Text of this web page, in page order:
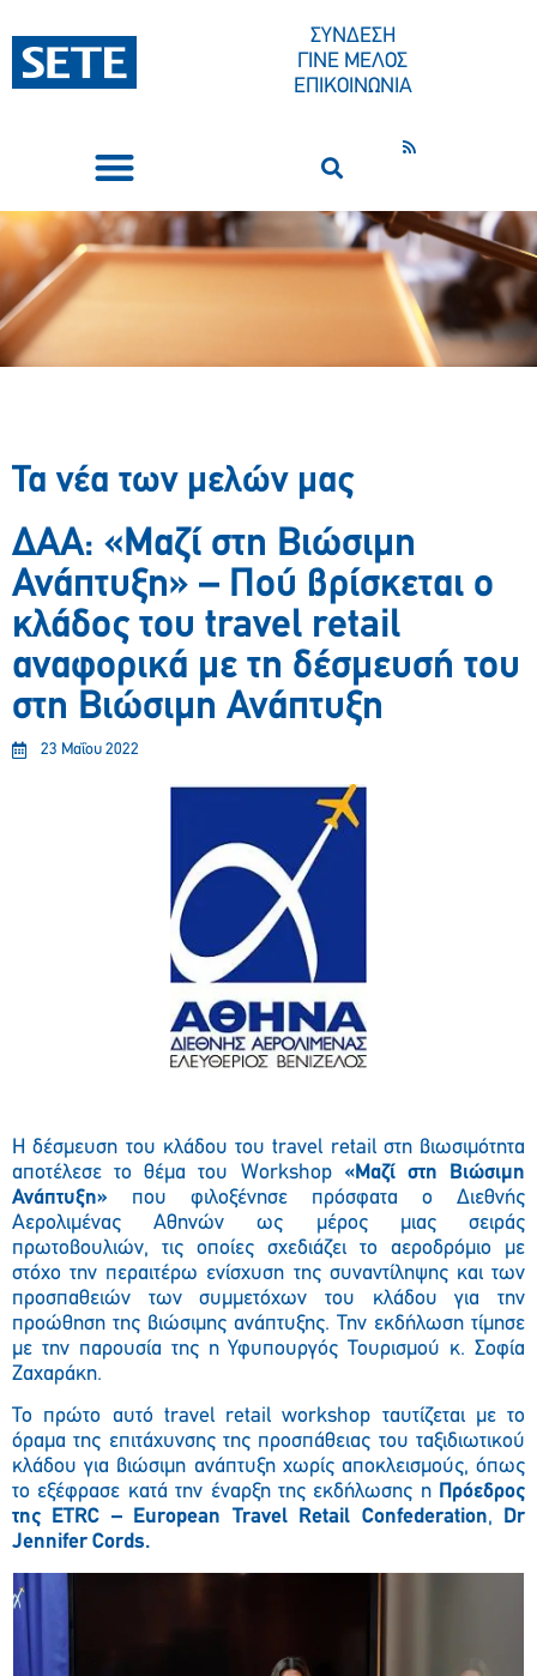
ΣΥΝΔΕΣΗ
ΓΙΝΕ ΜΕΛΟΣ
ΕΠΙΚΟΙΝΩΝΙΑ
Τα νέα των μελών μας
ΔAA: «Μαζί στη Βιώσιμη
Ανάπτυξη» – Πού βρίσκεται ο
κλάδος του travel retail
αναφορικά με τη δέσμευσή του
στη Βιώσιμη Ανάπτυξη
23 Μαΐου 2022
Η δέσμευση του κλάδου του travel retail στη βιωσιμότητα
αποτέλεσε το θέμα του Workshop «Μαζί στη Βιώσιμη
Ανάπτυξη» που φιλοξένησε πρόσφατα ο Διεθνής
Αερολιμένας Αθηνών ως μέρος μιας σειράς
πρωτοβουλιών, τις οποίες σχεδιάζει το αεροδρόμιο με
στόχο την περαιτέρω ενίσχυση της συναντίληψης και των
προσπαθειών των συμμετόχων του κλάδου για την
προώθηση της βιώσιμης ανάπτυξης. Την εκδήλωση τίμησε
με την παρουσία της η Υφυπουργός Τουρισμού κ. Σοφία
Ζαχαράκη.
Το πρώτο αυτό travel retail workshop ταυτίζεται με το
όραμα της επιτάχυνσης της προσπάθειας του ταξιδιωτικού
κλάδου για βιώσιμη ανάπτυξη χωρίς αποκλεισμούς, όπως
το εξέφρασε κατά την έναρξη της εκδήλωσης η Πρόεδρος
της ETRC – European Travel Retail Confederation, Dr
Jennifer Cords.